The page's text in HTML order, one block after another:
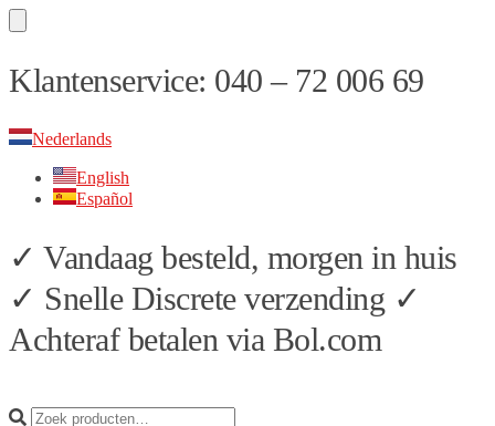
Skip
to
Skip
to
Klantenservice: 040 – 72 006 69
Nederlands
English
Español
✓ Vandaag besteld, morgen in huis
✓ Snelle Discrete verzending ✓
Achteraf betalen via Bol.com